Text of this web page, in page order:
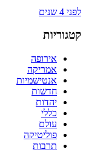
לפני 4 שנים
קטגוריות
אירופה
אמריקה
אנטישמיות
חדשות
יהדות
כללי
עולם
פוליטיקה
תרבות